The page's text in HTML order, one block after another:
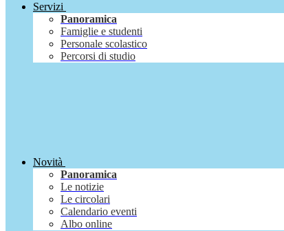
Servizi
Panoramica
Famiglie e studenti
Personale scolastico
Percorsi di studio
Novità
Panoramica
Le notizie
Le circolari
Calendario eventi
Albo online